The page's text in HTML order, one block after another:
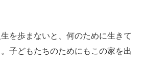
を歩まないと、何のために生きて
子どもたちのためにもこの家を出